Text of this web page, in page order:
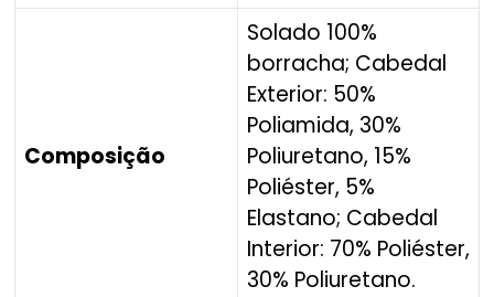
Composição
Solado 100%
borracha; Cabedal
Exterior: 50%
Poliamida, 30%
Poliuretano, 15%
Poliéster, 5%
Elastano; Cabedal
Interior: 70% Poliéster,
30% Poliuretano.